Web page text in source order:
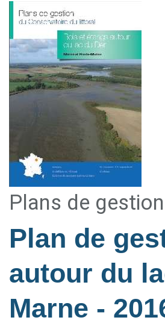
Plans de gestion
Plan de
autour du
Marne -